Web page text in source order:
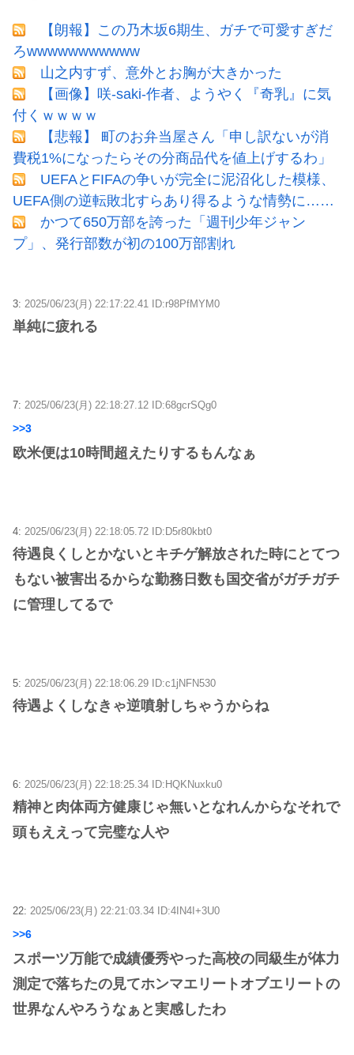
【朗報】この乃木坂6期生、ガチで可愛すぎだ
ろwwwwwwwwwww
山之内すず、意外とお胸が大きかった
【画像】咲-saki-作者、ようやく『奇乳』に気
付くｗｗｗｗ
【悲報】 町のお弁当屋さん「申し訳ないが消
費税1%になったらその分商品代を値上げするわ」
UEFAとFIFAの争いが完全に泥沼化した模様、
UEFA側の逆転敗北すらあり得るような情勢に……
かつて650万部を誇った「週刊少年ジャン
プ」、発行部数が初の100万部割れ
3: 2025/06/23(月) 22:17:22.41 ID:r98PfMYM0
単純に疲れる
7: 2025/06/23(月) 22:18:27.12 ID:68gcrSQg0
>>3
欧米便は10時間超えたりするもんなぁ
4: 2025/06/23(月) 22:18:05.72 ID:D5r80kbt0
待遇良くしとかないとキチゲ解放された時にとてつ
もない被害出るからな勤務日数も国交省がガチガチ
に管理してるで
5: 2025/06/23(月) 22:18:06.29 ID:c1jNFN530
待遇よくしなきゃ逆噴射しちゃうからね
6: 2025/06/23(月) 22:18:25.34 ID:HQKNuxku0
精神と肉体両方健康じゃ無いとなれんからなそれで
頭もええって完璧な人や
22: 2025/06/23(月) 22:21:03.34 ID:4IN4I+3U0
>>6
スポーツ万能で成績優秀やった高校の同級生が体力
測定で落ちたの見てホンマエリートオブエリートの
世界なんやろうなぁと実感したわ